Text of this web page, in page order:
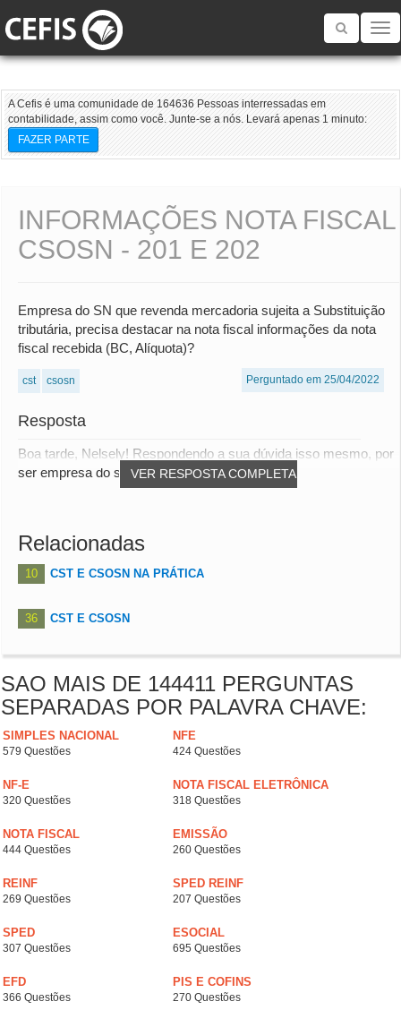
Toggle
A Cefis é uma comunidade de 164636 Pessoas interressadas em
contabilidade, assim como você. Junte-se a nós. Levará apenas 1 minuto:
FAZER PARTE
INFORMAÇÕES NOTA FISCAL
CSOSN - 201 E 202
Empresa do SN que revenda mercadoria sujeita a Substituição
tributária, precisa destacar na nota fiscal informações da nota
fiscal recebida (BC, Alíquota)?
cst csosn Perguntado em 25/04/2022
Resposta
VER RESPOSTA COMPLETA
Boa tarde, Nelsely! Respondendo a sua dúvida isso mesmo, por
ser empresa do simples nacional não é r...
Relacionadas
10 CST E CSOSN NA PRÁTICA
36 CST E CSOSN
SAO MAIS DE 144411 PERGUNTAS
SEPARADAS POR PALAVRA CHAVE:
SIMPLES NACIONAL
579 Questões
NFE
424 Questões
NF-E
320 Questões
NOTA FISCAL ELETRÔNICA
318 Questões
NOTA FISCAL
444 Questões
EMISSÃO
260 Questões
REINF
269 Questões
SPED REINF
207 Questões
SPED
307 Questões
ESOCIAL
695 Questões
EFD
366 Questões
PIS E COFINS
270 Questões